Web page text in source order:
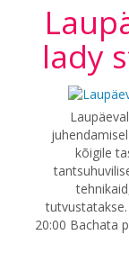
lady
kõigile
20:00 Bachata